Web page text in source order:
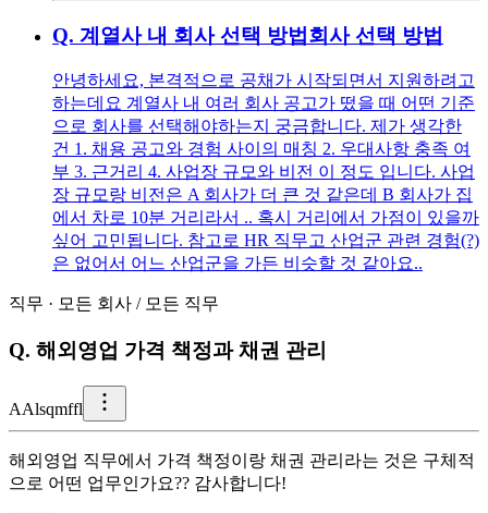
Q. 계열사 내 회사 선택 방법회사 선택 방법
안녕하세요, 본격적으로 공채가 시작되면서 지원하려고
하는데요 계열사 내 여러 회사 공고가 떴을 때 어떤 기준
으로 회사를 선택해야하는지 궁금합니다. 제가 생각한
건 1. 채용 공고와 경험 사이의 매칭 2. 우대사항 충족 여
부 3. 근거리 4. 사업장 규모와 비전 이 정도 입니다. 사업
장 규모랑 비전은 A 회사가 더 큰 것 같은데 B 회사가 집
에서 차로 10분 거리라서 .. 혹시 거리에서 가점이 있을까
싶어 고민됩니다. 참고로 HR 직무고 산업군 관련 경험(?)
은 없어서 어느 산업군을 가든 비슷할 것 같아요..
직무 · 모든 회사 / 모든 직무
Q. 해외영업 가격 책정과 채권 관리
AAlsqmffl
해외영업 직무에서 가격 책정이랑 채권 관리라는 것은 구체적
으로 어떤 업무인가요?? 감사합니다!